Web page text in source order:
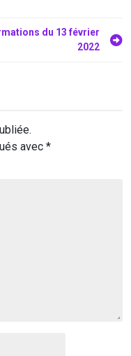
du 13 février
2022
avec *